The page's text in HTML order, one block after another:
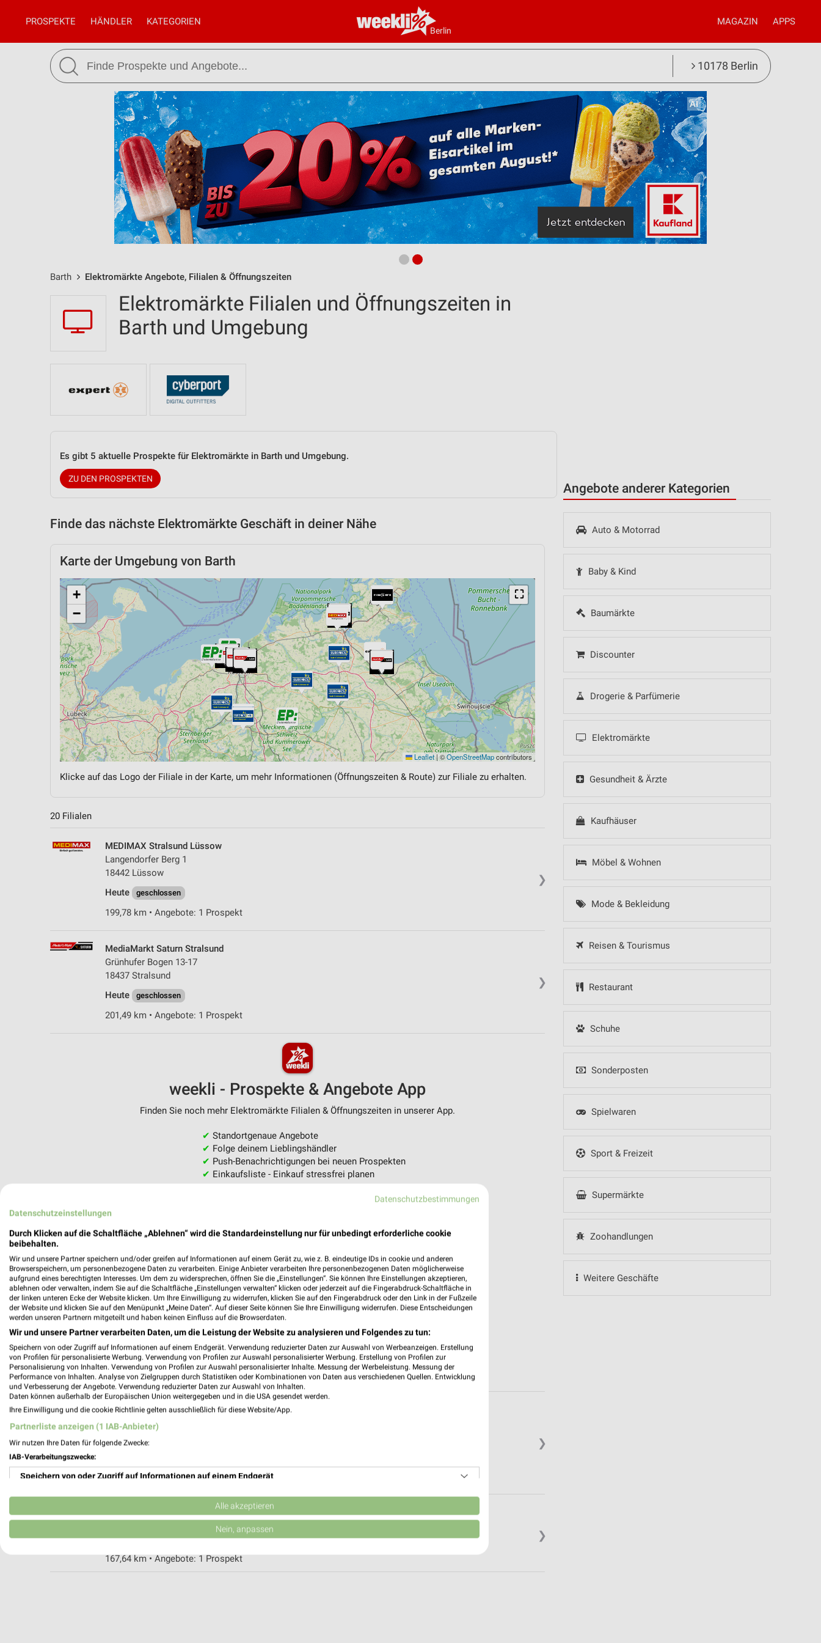
Berlin
PROSPEKTE HÄNDLER KATEGORIEN MAGAZIN APPS
10178 Berlin
Barth Elektromärkte Angebote, Filialen & Öffnungszeiten
Angebote anderer Kategorien
Auto & Motorrad
Baby & Kind
Baumärkte
Discounter
Drogerie & Parfümerie
Elektromärkte
Gesundheit & Ärzte
Kaufhäuser
Möbel & Wohnen
Mode & Bekleidung
Reisen & Tourismus
Restaurant
Schuhe
Sonderposten
Spielwaren
Sport & Freizeit
Supermärkte
Zoohandlungen
Weitere Geschäfte
Elektromärkte Filialen und Öffnungszeiten in
Barth und Umgebung
Es gibt 5 aktuelle Prospekte für Elektromärkte in Barth und Umgebung.
ZU DEN PROSPEKTEN
Finde das nächste Elektromärkte Geschäft in deiner Nähe
Karte der Umgebung von Barth
⛶
+
−
Leaflet|©OpenStreetMapcontributors
Klicke auf das Logo der Filiale in der Karte, um mehr Informationen (Öffnungszeiten & Route) zur Filiale zu erhalten.
20 Filialen
❯
MEDIMAX Stralsund Lüssow
Langendorfer Berg 1
18442 Lüssow
Heute
geschlossen
199,78 km • Angebote: 1 Prospekt
❯
MediaMarkt Saturn Stralsund
Grünhufer Bogen 13-17
18437 Stralsund
Heute
geschlossen
201,49 km • Angebote: 1 Prospekt
weekli - Prospekte & Angebote App
Finden Sie noch mehr Elektromärkte Filialen & Öffnungszeiten in unserer App.
✔ Standortgenaue Angebote
✔ Folge deinem Lieblingshändler
✔ Push-Benachrichtigungen bei neuen Prospekten
✔ Einkaufsliste - Einkauf stressfrei planen
Nutze weekli auch mobil – App jetzt laden oder QR-Code scannen.
❯
EURONICS Schneider Grimmen
Mühlenstr. 7
178,70 km • Angebote: 1 Prospekt
❯
TV - Hifi - Mandt Inh. Iris Mandt Gnoien
17179 Gnoien
167,64 km • Angebote: 1 Prospekt
Datenschutzbestimmungen
Datenschutzeinstellungen
Durch Klicken auf die Schaltfläche „Ablehnen“ wird die Standardeinstellung nur für unbedingt erforderliche cookie
beibehalten.
Wir und unsere Partner speichern und/oder greifen auf Informationen auf einem Gerät zu, wie z. B. eindeutige IDs in cookie und anderen
Browserspeichern, um personenbezogene Daten zu verarbeiten. Einige Anbieter verarbeiten Ihre personenbezogenen Daten möglicherweise
aufgrund eines berechtigten Interesses. Um dem zu widersprechen, öffnen Sie die „Einstellungen“. Sie können Ihre Einstellungen akzeptieren,
ablehnen oder verwalten, indem Sie auf die Schaltfläche „Einstellungen verwalten“ klicken oder jederzeit auf die Fingerabdruck-Schaltfläche in
der linken unteren Ecke der Website klicken. Um Ihre Einwilligung zu widerrufen, klicken Sie auf den Fingerabdruck oder den Link in der Fußzeile
der Website und klicken Sie auf den Menüpunkt „Meine Daten“. Auf dieser Seite können Sie Ihre Einwilligung widerrufen. Diese Entscheidungen
werden unseren Partnern mitgeteilt und haben keinen Einfluss auf die Browserdaten.
Wir und unsere Partner verarbeiten Daten, um die Leistung der Website zu analysieren und Folgendes zu tun:
Speichern von oder Zugriff auf Informationen auf einem Endgerät. Verwendung reduzierter Daten zur Auswahl von Werbeanzeigen. Erstellung
von Profilen für personalisierte Werbung. Verwendung von Profilen zur Auswahl personalisierter Werbung. Erstellung von Profilen zur
Personalisierung von Inhalten. Verwendung von Profilen zur Auswahl personalisierter Inhalte. Messung der Werbeleistung. Messung der
Performance von Inhalten. Analyse von Zielgruppen durch Statistiken oder Kombinationen von Daten aus verschiedenen Quellen. Entwicklung
und Verbesserung der Angebote. Verwendung reduzierter Daten zur Auswahl von Inhalten.
Daten können außerhalb der Europäischen Union weitergegeben und in die USA gesendet werden.
Ihre Einwilligung und die cookie Richtlinie gelten ausschließlich für diese Website/App.
Partnerliste anzeigen (1 IAB-Anbieter)
Wir nutzen Ihre Daten für folgende Zwecke:
IAB-Verarbeitungszwecke:
Speichern von oder Zugriff auf Informationen auf einem Endgerät
Verwendung reduzierter Daten zur Auswahl von Werbeanzeigen
Erstellung von Profilen für personalisierte Werbung
Alle akzeptieren
Nein, anpassen